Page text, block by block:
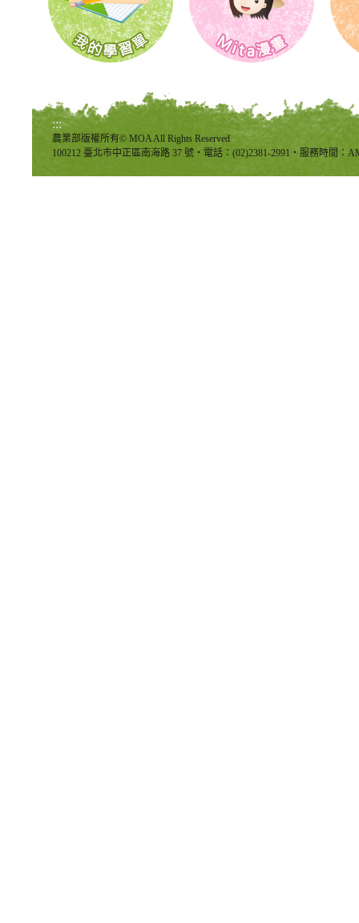
:::
農業部版權所有© MOA All Rights Reserved
100212 臺北市中正區南海路 37 號‧電話：(02)2381-2991‧服務時間：